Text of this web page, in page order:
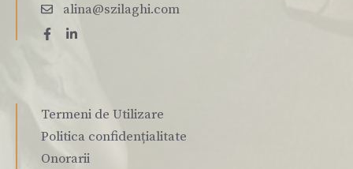
alina@szilaghi.com
Termeni de Utilizare
Politica confidențialitate
Onorarii